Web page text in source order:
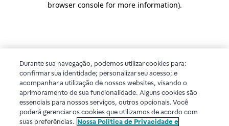
browser console for more information).
Durante sua navegação, podemos utilizar cookies para:
confirmar sua identidade; personalizar seu acesso; e
acompanhar a utilização de nossos websites, visando o
aprimoramento de sua funcionalidade. Alguns cookies são
essenciais para nossos serviços, outros opcionais. Você
poderá gerenciar os cookies que utilizamos de acordo com
suas preferências. Nossa Política de Privacidade e